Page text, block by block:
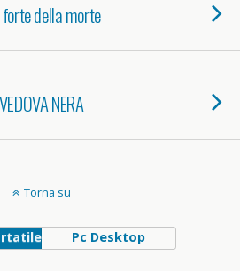
della morte
NERA
Torna su
Pc Desktop